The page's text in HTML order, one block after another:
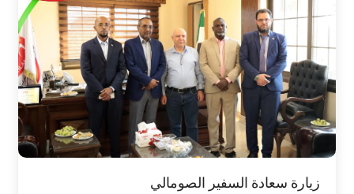
زيارة سعادة السفير الصومالي